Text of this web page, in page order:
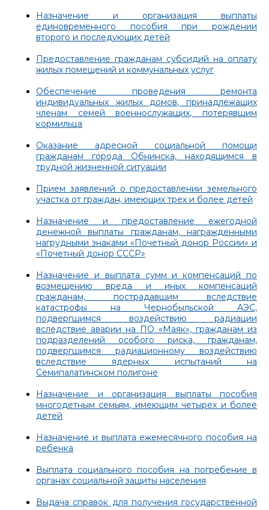
Назначение и организация выплаты
единовременного пособия при рождении
второго и последующих детей
Предоставление гражданам субсидий на оплату
жилых помещений и коммунальных услуг
Обеспечение проведения ремонта
индивидуальных жилых домов, принадлежащих
членам семей военнослужащих, потерявшим
кормильца
Оказание адресной социальной помощи
гражданам города Обнинска, находящимся в
трудной жизненной ситуации
Прием заявлений о предоставлении земельного
участка от граждан, имеющих трех и более детей
Назначение и предоставление ежегодной
денежной выплаты гражданам, награжденными
нагрудными знаками «Почетный донор России» и
«Почетный донор СССР»
Назначение и выплата сумм и компенсаций по
возмещению вреда и иных компенсаций
гражданам, пострадавшим вследствие
катастрофы на Чернобыльской АЭС,
подвергшимся воздействию радиации
вследствие аварии на ПО «Маяк», гражданам из
подразделений особого риска, гражданам,
подвергшимся радиационному воздействию
вследствие ядерных испытаний на
Семипалатинском полигоне
Назначение и организация выплаты пособия
многодетным семьям, имеющим четырех и более
детей
Назначение и выплата ежемесячного пособия на
ребенка
Выплата социального пособия на погребение в
органах социальной защиты населения
Выдача справок для получения государственной